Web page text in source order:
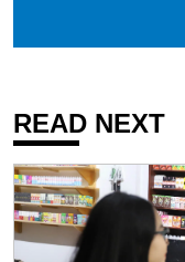
READ NEXT